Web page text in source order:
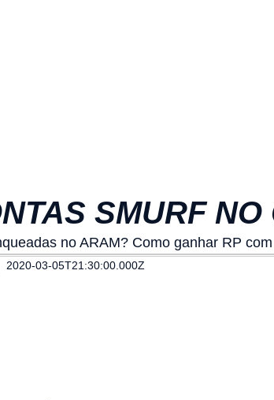
SMURF NO
no ARAM? Como ganhar RP
2020-03-05T21:30:00.000Z